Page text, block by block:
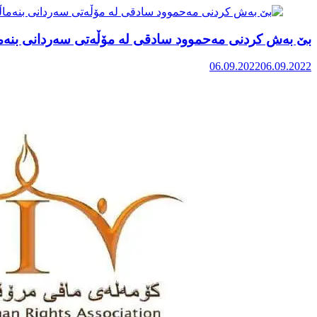
بێ بەش کردنی مەحموود سادقی لە مۆڵەتی سەردانی
06.09.202206.09.2022